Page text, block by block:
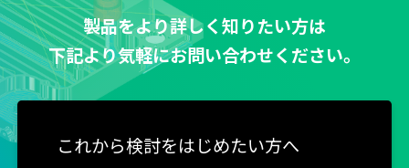
製品をより詳しく知りたい方は
下記より気軽にお問い合わせください。
これから検討をはじめたい方へ